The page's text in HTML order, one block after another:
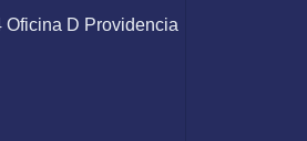
Oficina D Providencia